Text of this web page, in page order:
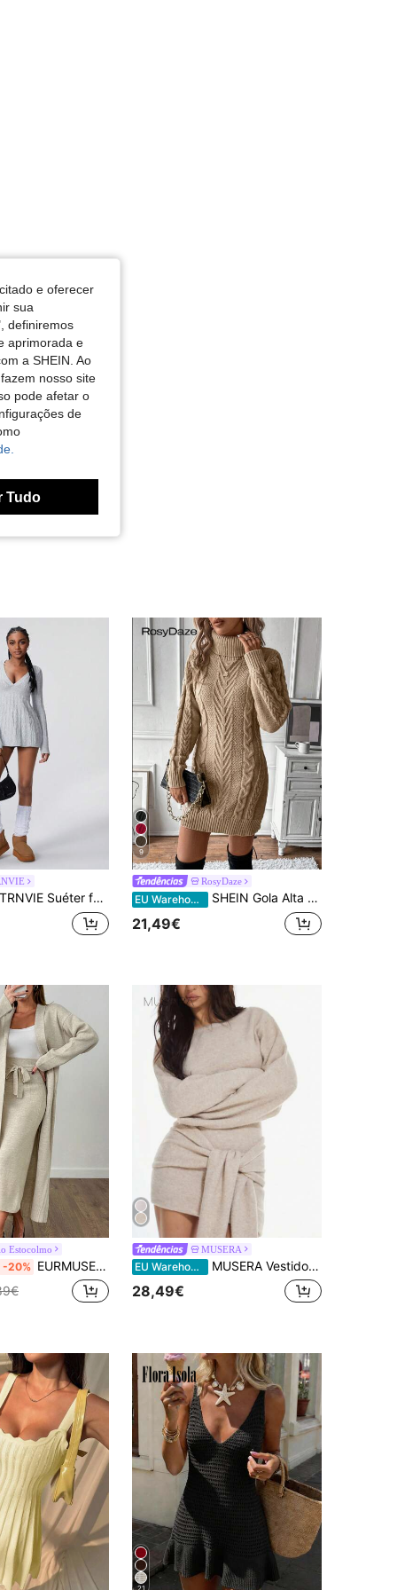
TRNVIE Suéter feminino de manga comprida com decote em V e cintura marcada, estilo natalino aconchegante, cinza, ideal para outono/inverno. Blusa de tricô para o outono.
9
RosyDaze
EU Warehouse SHEIN Gola Alta Malha De Cabo Vestido De Tricô
21,49€
Estocolmo
-20% EURMUSE Conjunto de duas peças feminino longo cardigan e saia midi coordenado
MUSERA
EU Warehouse MUSERA Vestido suéter de tricô grosso com amarração frontal, elegante, perfeito para férias de primavera, fofo e sexy, estilo anos 90, ideal para aeroporto, férias, verão, inverno, dia a dia, festas, casamentos, casual, chique para o Dia dos Namorados.
28,49€
21
e oferecer
sua
definiremos
aprimorada e
a SHEIN. Ao
nosso site
pode afetar o
de
Tudo